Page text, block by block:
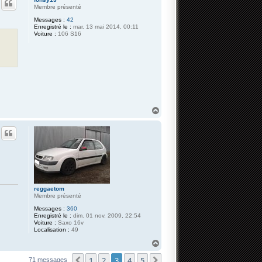
t
r
z
a
Membre présenté
Messages : 42
Enregistré le : mar. 13 mai 2014, 00:11
Voiture : 106 S16
reggaetom
Membre présenté
Messages : 360
Enregistré le : dim. 01 nov. 2009, 22:54
Voiture : Saxo 16v
Localisation : 49
71 messages